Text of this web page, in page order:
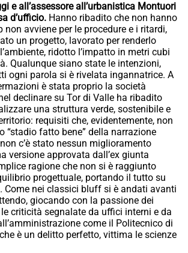
e all’assessore all’urbanistica Montuori
d’ufficio. Hanno ribadito che non hanno
non avviene per le procedure e i ritardi,
un progetto, lavorato per renderlo
ridotto l’impatto in metri cubi
Qualunque siano state le intenzioni,
ogni parola si è rivelata ingannatrice. A
è stata proprio la società
declinare su Tor di Valle ha ribadito
una struttura verde, sostenibile e
requisiti che, evidentemente, non
“stadio fatto bene” della narrazione
c’è stato nessun miglioramento
versione approvata dall’ex giunta
ragione che non si è raggiunto
progettuale, portando il tutto su
Come nei classici bluff si è andati avanti
giocando con la passione dei
criticità segnalate da uffici interni e da
come il Politecnico di
è un delitto perfetto, vittima le scienze